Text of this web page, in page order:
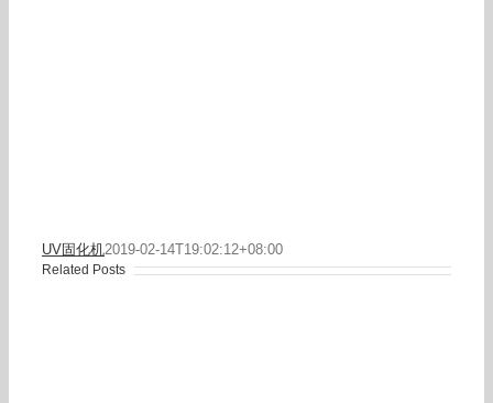
UV固化机2019-02-14T19:02:12+08:00
Related Posts